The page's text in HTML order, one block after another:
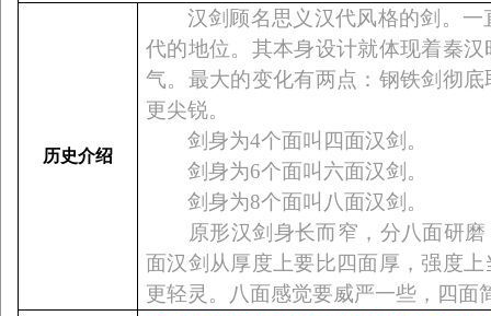
历史介绍
汉剑顾名思义汉代风格的剑。
代的地位。其本身设计就体现着秦
气。最大的变化有两点：钢铁剑彻
更尖锐。
剑身为4个面叫四面汉剑。
剑身为6个面叫六面汉剑。
剑身为8个面叫八面汉剑。
原形汉剑身长而窄，分八面研磨
面汉剑从厚度上要比四面厚，强度
更轻灵。八面感觉要威严一些，四面